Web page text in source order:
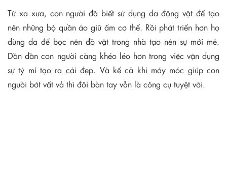
Từ xa xưa, con người đã biết sử dụng da động vật để tạo
nên những bộ quần áo giữ ấm cơ thể. Rồi phát triển hơn họ
dùng da để bọc nên đồ vật trong nhà tạo nên sự mới mẻ.
Dần dần con người càng khéo léo hơn trong việc vận dụng
sự tỷ mỉ tạo ra cái đẹp. Và kể cả khi máy móc giúp con
người bớt vất vả thì đôi bàn tay vẫn là công cụ tuyệt vời.